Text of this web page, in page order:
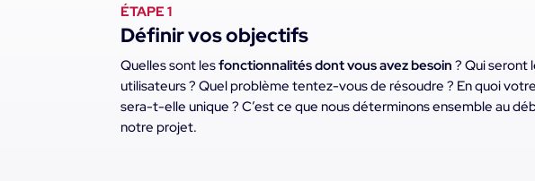
ÉTAPE 1
Définir vos objectifs
Quelles sont lesfonctionnalités dont vous avez besoin? Qui seront
utilisateurs ? Quel problème tentez-vous de résoudre ? En quoi
sera-t-elle unique ? C’est ce que nous déterminons ensemble au
notre projet.